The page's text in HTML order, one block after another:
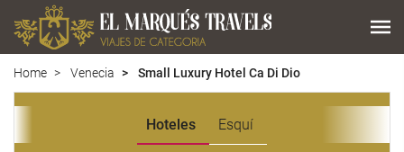
Home Venecia Small Luxury Hotel Ca Di Dio
Hoteles Esquí